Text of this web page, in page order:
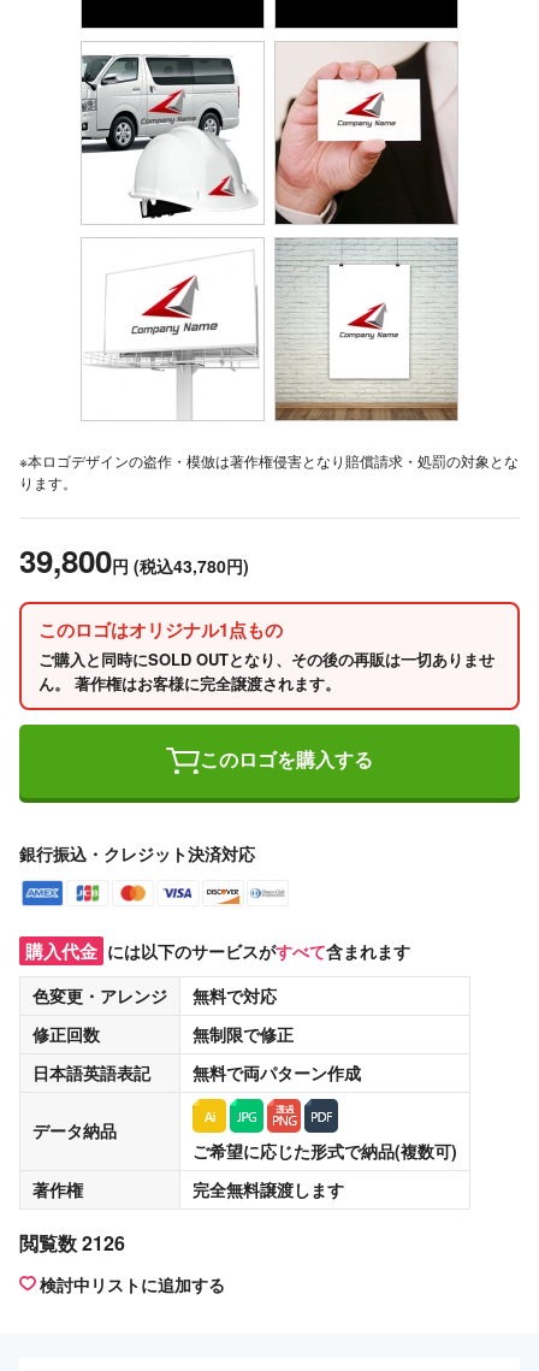
※本ロゴデザインの盗作・模倣は著作権侵害となり賠償請求・処罰の対象とな
ります。
39,800円 (税込43,780円)
このロゴはオリジナル1点もの
ご購入と同時にSOLD OUTとなり、その後の再販は一切ありませ
ん。 著作権はお客様に完全譲渡されます。
このロゴを購入する
銀行振込・クレジット決済対応
購入代金 には以下のサービスがすべて含まれます
色変更・アレンジ
無料で対応
修正回数
無制限で修正
日本語英語表記
無料で両パターン作成
データ納品
ご希望に応じた形式で納品(複数可)
著作権
完全無料譲渡します
閲覧数 2126
検討中リストに追加する